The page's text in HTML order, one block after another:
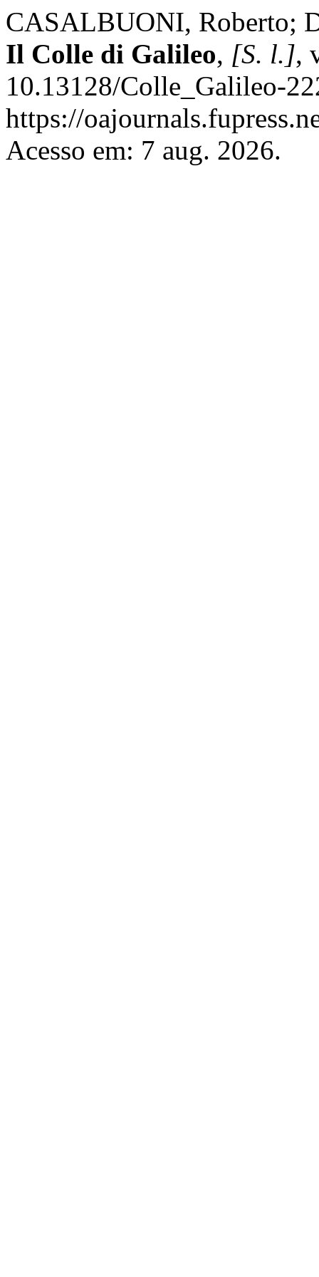
CASALBUONI, Roberto;
Il Colle di Galileo, [S. l.],
10.13128/Colle_Galileo-
https://
Acesso em: 7 aug. 2026.